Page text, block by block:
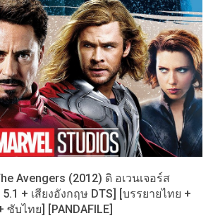
Avengers (2012) ดิ อเวนเจอร์ส
+ เสียงอังกฤษ DTS] [บรรยายไทย +
ซับไทย] [PANDAFILE]